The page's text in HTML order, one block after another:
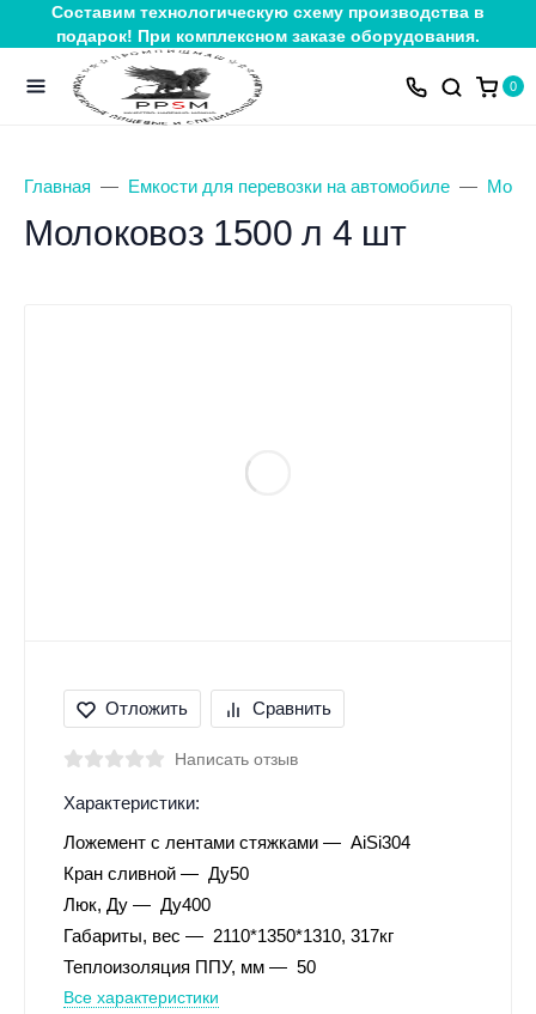
Составим технологическую схему производства в
подарок! При комплексном заказе оборудования.
0
Главная Емкости для перевозки на автомобиле
Молоковоз 1500 л 4 шт
Отложить Сравнить
Написать отзыв
Характеристики:
Ложемент с лентами стяжками
AiSi304
Кран сливной
Ду50
Люк, Ду
Ду400
Габариты, вес
2110*1350*1310, 317кг
Теплоизоляция ППУ, мм
50
Все характеристики